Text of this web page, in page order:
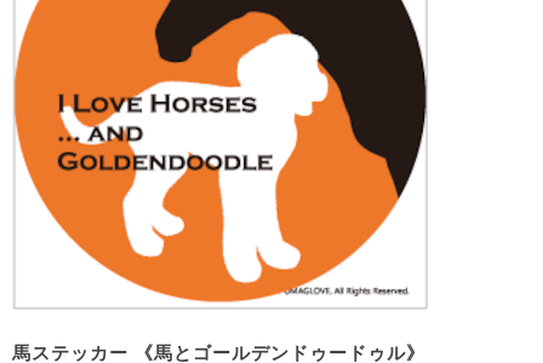
馬ステッカー 《馬とゴールデンドゥードゥル》